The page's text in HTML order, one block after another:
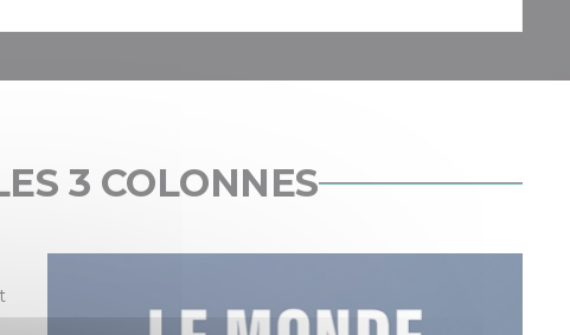
3 COLONNES